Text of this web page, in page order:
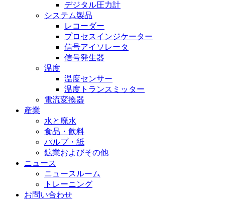
デジタル圧力計
システム製品
レコーダー
プロセスインジケーター
信号アイソレータ
信号発生器
温度
温度センサー
温度トランスミッター
電流変換器
産業
水と廃水
食品・飲料
パルプ・紙
鉱業およびその他
ニュース
ニュースルーム
トレーニング
お問い合わせ